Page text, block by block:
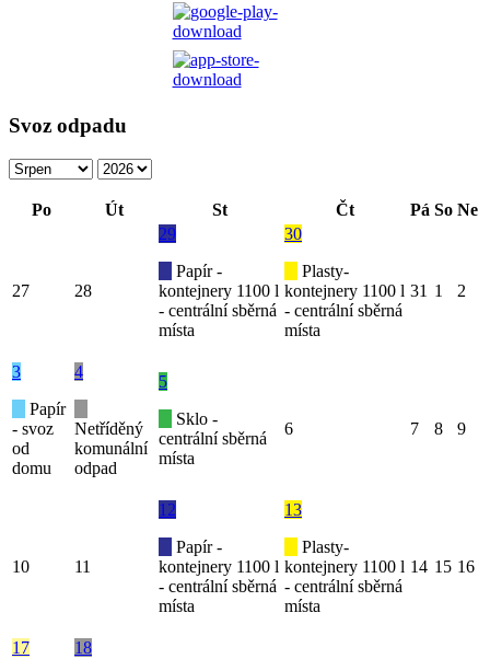
Svoz odpadu
Po Út St Čt Pá So Ne
27 28
29
Papír -
kontejnery 1100 l
- centrální sběrná
místa
30
Plasty-
kontejnery 1100 l
- centrální sběrná
místa
31 1 2
3
Papír
- svoz
od
domu
4
Netříděný
komunální
odpad
5
Sklo -
centrální sběrná
místa
6 7 8 9
10 11
12
Papír -
kontejnery 1100 l
- centrální sběrná
místa
13
Plasty-
kontejnery 1100 l
- centrální sběrná
místa
14 15 16
17 18